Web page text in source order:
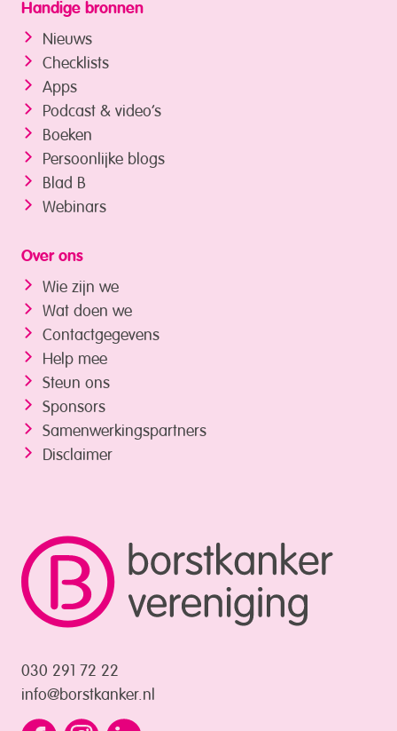
030 291 72 22
info@borstkanker.nl
Handige bronnen
Nieuws
Checklists
Apps
Podcast & video’s
Boeken
Persoonlijke blogs
Blad B
Webinars
Over ons
Wie zijn we
Wat doen we
Contactgegevens
Help mee
Steun ons
Sponsors
Samenwerkings­partners
Disclaimer